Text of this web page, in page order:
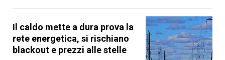
Il caldo mette a dura prova la
rete energetica, si rischiano
blackout e prezzi alle stelle